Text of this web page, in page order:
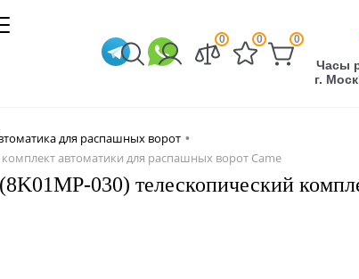
0 0 0
Часы
г.
для распашных ворот •
комплект автоматики для распашных ворот Came
030) телескопический